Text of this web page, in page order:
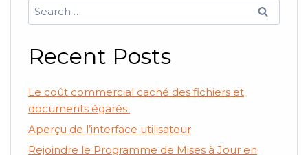
Search
for:
Recent Posts
Le coût commercial caché des fichiers et
documents égarés
Aperçu de l’interface utilisateur
Rejoindre le Programme de Mises à Jour en